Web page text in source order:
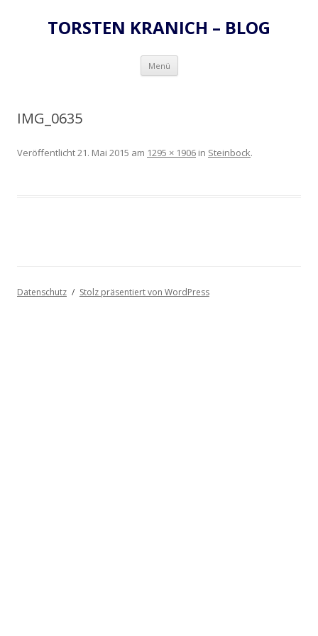
TORSTEN KRANICH – BLOG
Menü Zum
springen
IMG_0635
Veröffentlicht21. Mai 2015 am 1295 × 1906 in Steinbock.
Datenschutz Stolz präsentiert von WordPress